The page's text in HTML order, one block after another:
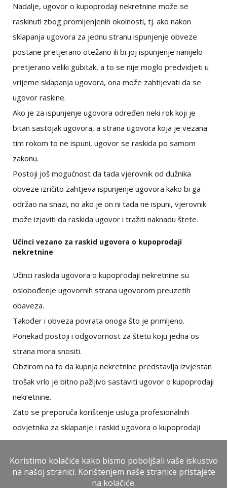
Nadalje, ugovor o kupoprodaji nekretnine može se
raskinuti zbog promijenjenih okolnosti, tj. ako nakon
sklapanja ugovora za jednu stranu ispunjenje obveze
postane pretjerano otežano ili bi joj ispunjenje nanijelo
pretjerano veliki gubitak, a to se nije moglo predvidjeti u
vrijeme sklapanja ugovora, ona može zahtijevati da se
ugovor raskine.
Ako je za ispunjenje ugovora određen neki rok koji je
bitan sastojak ugovora, a strana ugovora koja je vezana
tim rokom to ne ispuni, ugovor se raskida po samom
zakonu.
Postoji još mogućnost da tada vjerovnik od dužnika
obveze izričito zahtjeva ispunjenje ugovora kako bi ga
održao na snazi, no ako je on ni tada ne ispuni, vjerovnik
može izjaviti da raskida ugovor i tražiti naknadu štete.
Učinci vezano za raskid ugovora o kupoprodaji
nekretnine
Učinci raskida ugovora o kupoprodaji nekretnine su
oslobođenje ugovornih strana ugovorom preuzetih
obaveza.
Također i obveza povrata onoga što je primljeno.
Ponekad postoji i odgovornost za štetu koju jedna os
strana mora snositi.
Obzirom na to da kupnja nekretnine predstavlja izvjestan
trošak vrlo je bitno pažljivo sastaviti ugovor o kupoprodaji
nekretnine.
Zato se preporuča korištenje usluga profesionalnih
odvjetnika za sklapanje i raskid ugovora o kupoprodaji
nekretnine.